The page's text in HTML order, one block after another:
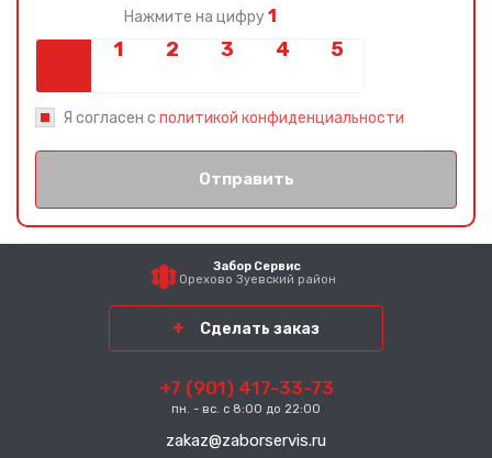
Нажмите на цифру 1
Я согласен с политикой конфиденциальности
Отправить
Забор Сервис
Орехово Зуевский район
Сделать заказ
+7 (901) 417-33-73
пн. - вс. с 8:00 до 22:00
zakaz@zaborservis.ru